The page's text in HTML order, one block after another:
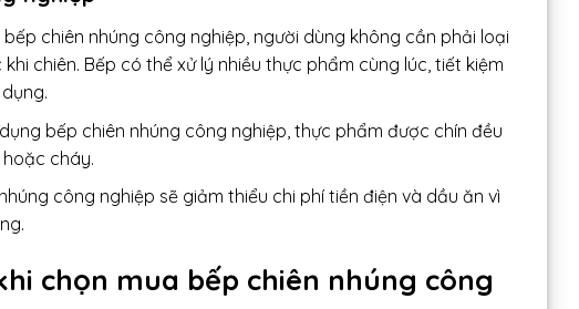
chiên nhúng công nghiệp, người dùng không cần phải loại
chiên. Bếp có thể xử lý nhiều thực phẩm cùng lúc, tiết kiệm
bếp chiên nhúng công nghiệp, thực phẩm được chín đều
cháy.
công nghiệp sẽ giảm thiểu chi phí tiền điện và dầu ăn vì
chọn mua bếp chiên nhúng công